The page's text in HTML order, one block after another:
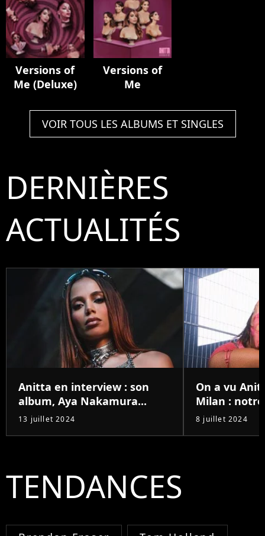
Versions of
Me (Deluxe)
Versions of
Me
VOIR TOUS LES ALBUMS ET SINGLES
DERNIÈRES
ACTUALITÉS
Anitta en interview : son
album, Aya Nakamura...
13 juillet 2024
On a vu
Milan :
8 juillet 2024
TENDANCES